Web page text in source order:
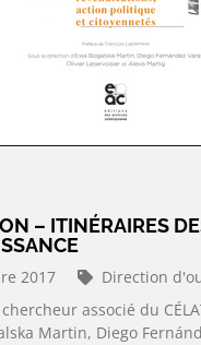
– ITINÉRAIRES
2017
Direction
associé du
Martin, Diego